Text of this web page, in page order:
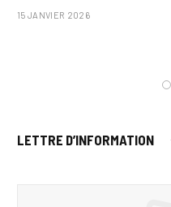
15 JANVIER 2026
LETTRE D’INFORMATION